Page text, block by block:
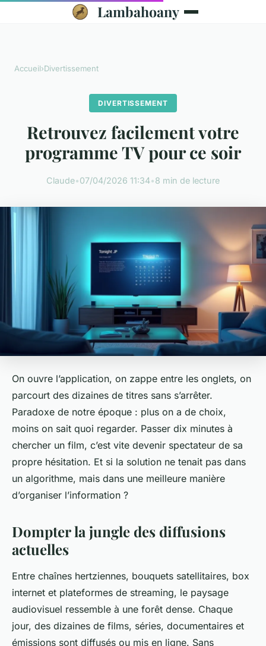
Lambahoany
Accueil›Divertissement
DIVERTISSEMENT
Retrouvez facilement votre
programme TV pour ce soir
Claude•07/04/2026 11:34•8 min de lecture
On ouvre l’application, on zappe entre les onglets, on
parcourt des dizaines de titres sans s’arrêter.
Paradoxe de notre époque : plus on a de choix,
moins on sait quoi regarder. Passer dix minutes à
chercher un film, c’est vite devenir spectateur de sa
propre hésitation. Et si la solution ne tenait pas dans
un algorithme, mais dans une meilleure manière
d’organiser l’information ?
Dompter la jungle des diffusions
actuelles
Entre chaînes hertziennes, bouquets satellitaires, box
internet et plateformes de streaming, le paysage
audiovisuel ressemble à une forêt dense. Chaque
jour, des dizaines de films, séries, documentaires et
émissions sont diffusés ou mis en ligne. Sans